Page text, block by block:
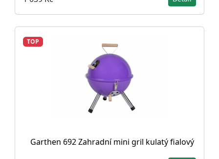
TOP
Garthen 692 Zahradní mini gril kulatý fialový